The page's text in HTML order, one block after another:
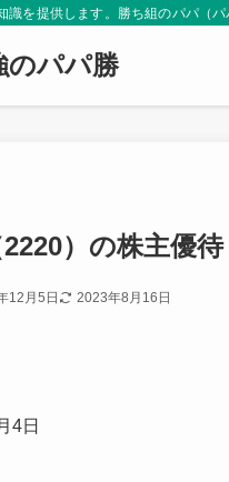
を提供します。勝ち組のパパ（
のパパ勝
）の株主優待
12月5日 2023年8月16日
4日